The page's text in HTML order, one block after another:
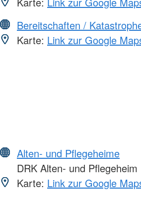
Bereitschaften /
Karte: Link zur Google
Alten- und Pflegeheime
DRK Alten- und Pflegeheim
Karte: Link zur Google